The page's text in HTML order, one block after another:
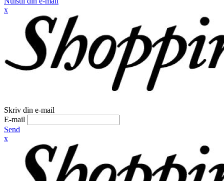
x
Skriv din e-mail
E-mail
Send
x